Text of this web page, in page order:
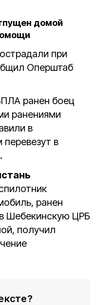
домой
при
Оперштаб
ранен боец
ранениями
в
в
ранен
Шебекинскую ЦРБ
получил